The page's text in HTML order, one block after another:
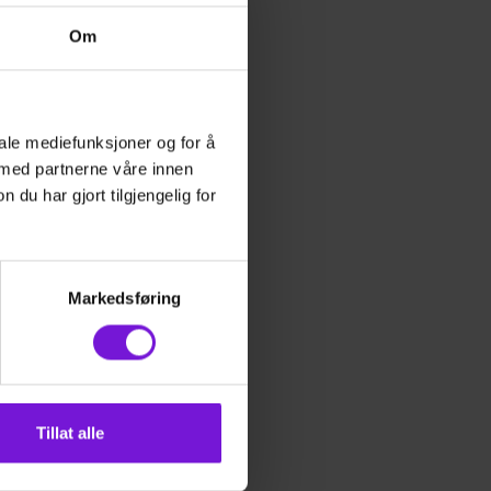
Om
mediefunksjoner og for å
partnerne våre innen
du har gjort tilgjengelig for
Markedsføring
Tillat alle